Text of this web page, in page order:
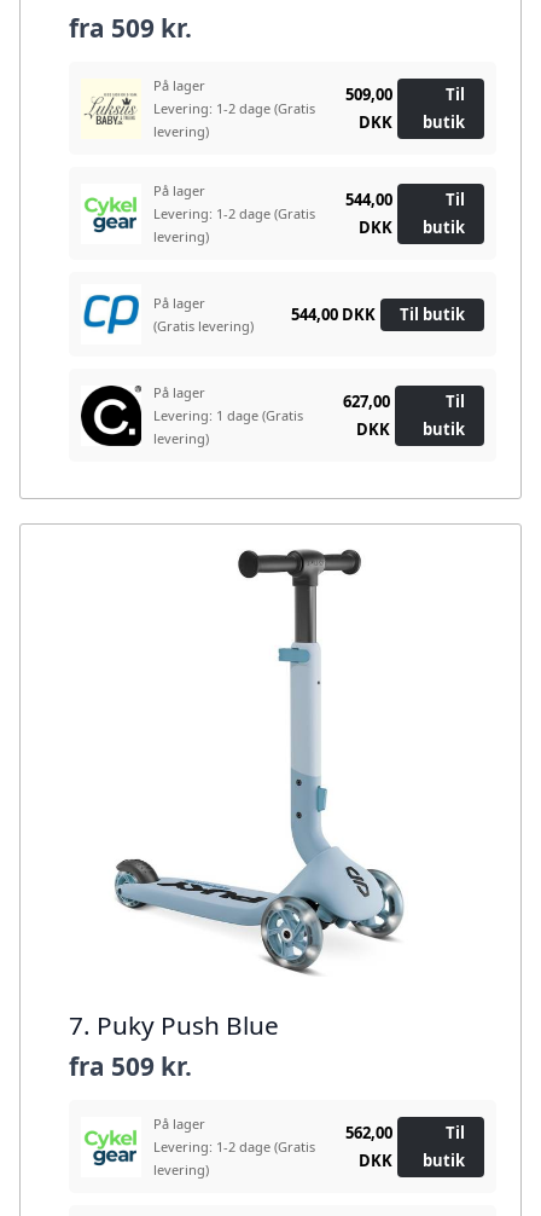
fra 509 kr.
På lager
Levering: 1-2 dage (Gratis
levering)
509,00
DKK
Til
butik
På lager
Levering: 1-2 dage (Gratis
levering)
544,00
DKK
Til
butik
På lager
(Gratis levering)
544,00 DKK Til butik
På lager
Levering: 1 dage (Gratis
levering)
627,00
DKK
Til
butik
7. Puky Push Blue
fra 509 kr.
På lager
Levering: 1-2 dage (Gratis
levering)
562,00
DKK
Til
butik